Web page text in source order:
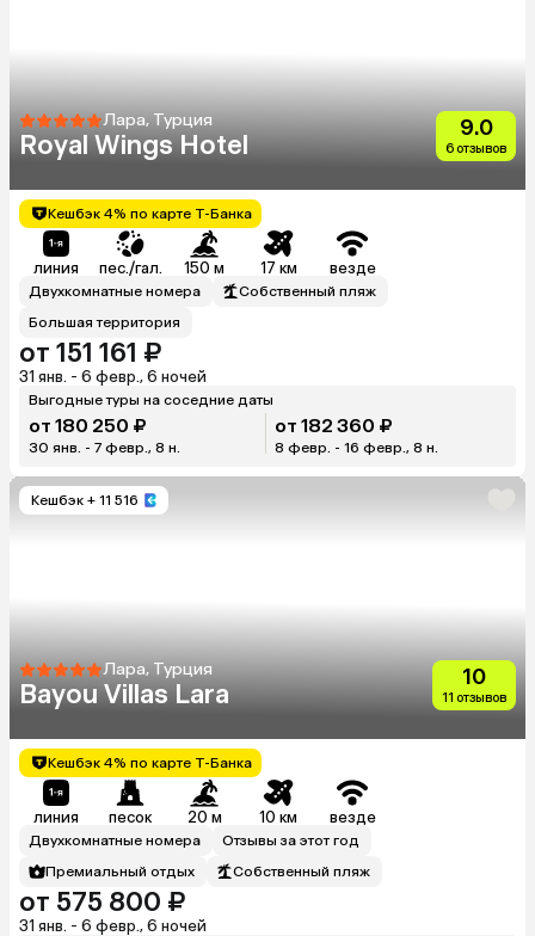
Лара, Турция
Royal Wings Hotel
9.0
6 отзывов
Кешбэк 4% по карте Т-Банка
линия пес./гал. 150 м 17 км везде
Двухкомнатные номера
Собственный пляж
Большая территория
от 151 161 ₽
31 янв. - 6 февр., 6 ночей
Выгодные туры на соседние даты
от 180 250 ₽
30 янв. - 7 февр., 8 н.
от 182 360 ₽
8 февр. - 16 февр., 8 н.
Кешбэк + 11 516
Лара, Турция
Bayou Villas Lara
10
11 отзывов
Кешбэк 4% по карте Т-Банка
линия песок 20 м 10 км везде
Двухкомнатные номера
Отзывы за этот год
Премиальный отдых
Собственный пляж
от 575 800 ₽
31 янв. - 6 февр., 6 ночей